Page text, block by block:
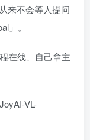
来不会等人提问
」。
在线、自己拿主
VL-